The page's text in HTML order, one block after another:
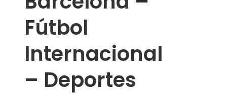
Fútbol
Internacional
– Deportes